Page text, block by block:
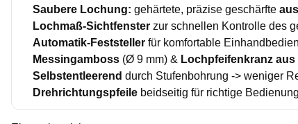
Saubere Lochung: gehärtete, präzise geschärfte
Lochmaß-Sichtfenster zur schnellen Kontrolle des
Automatik-Feststeller für komfortable
Messingamboss (Ø 9 mm) & Lochpfeifenkranz
Selbstentleerend durch Stufenbohrung -> weniger
Drehrichtungspfeile beidseitig für richtige Bedienung